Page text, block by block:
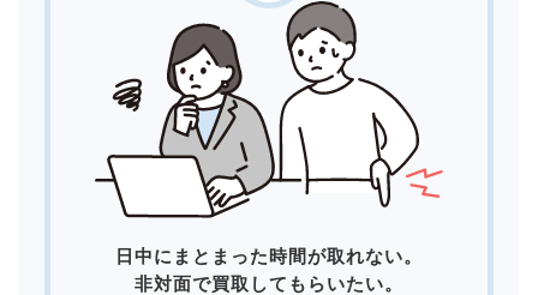
日中にまとまった時間が取れない。
非対面で買取してもらいたい。